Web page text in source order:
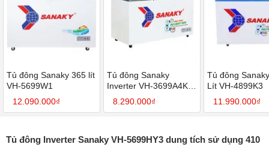
Tủ đông Sanaky 365 lít
VH-5699W1
12.090.000₫
Tủ đông Sanaky
Inverter VH-3699A4K
270 lít
8.290.000₫
Tủ đông
Lít VH-4899K3
11.990.000₫
Tủ đông Inverter Sanaky VH-5699HY3 dung tích sử dụng 410